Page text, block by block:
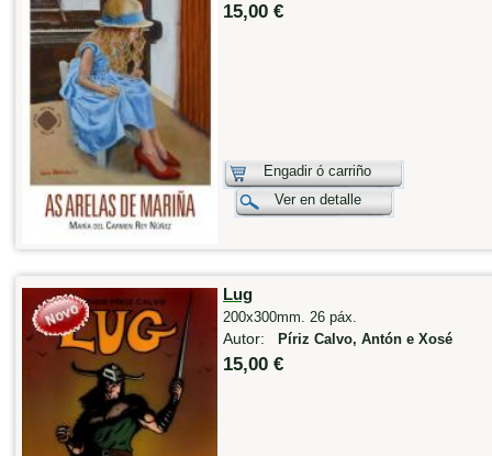
15,00 €
Engadir ó carriño
Ver en detalle
Lug
200x300mm. 26 páx.
Autor: Píriz Calvo, Antón e Xosé
15,00 €